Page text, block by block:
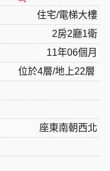
住宅/電梯大樓
2房2廳1衛
11年06個月
位於4層/地上22層
座東南朝西北